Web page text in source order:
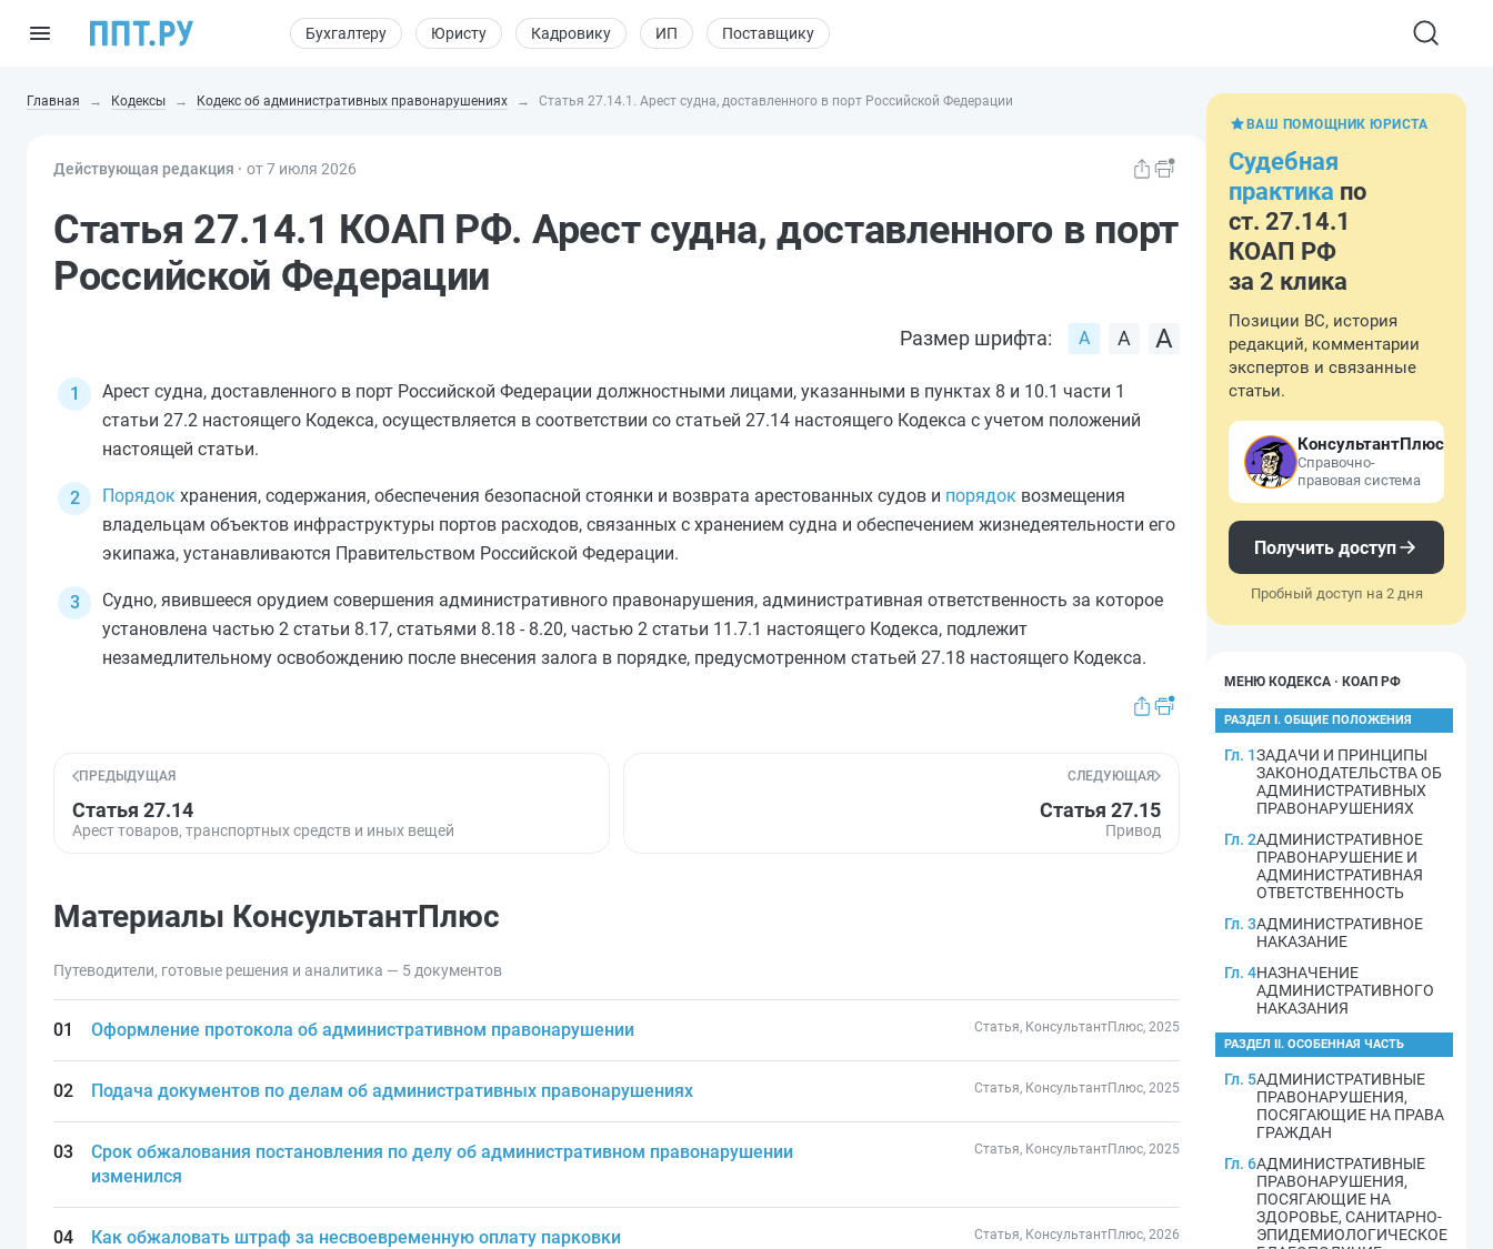
Бухгалтеру Юристу Кадровику ИП Поставщику
Главная Кодексы Кодекс об административных правонарушениях Статья 27.14.1. Арест судна, доставленного в порт Российской Федерации
Действующая редакция ⸱ от 7 июля 2026
Статья 27.14.1 КОАП РФ. Арест судна, доставленного в порт
Российской Федерации
Размер шрифта:
Арест судна, доставленного в порт Российской Федерации должностными лицами, указанными в пунктах 8 и 10.1 части 1
статьи 27.2 настоящего Кодекса, осуществляется в соответствии со статьей 27.14 настоящего Кодекса с учетом положений
настоящей статьи.
Порядок хранения, содержания, обеспечения безопасной стоянки и возврата арестованных судов и порядок возмещения
владельцам объектов инфраструктуры портов расходов, связанных с хранением судна и обеспечением жизнедеятельности его
экипажа, устанавливаются Правительством Российской Федерации.
Судно, явившееся орудием совершения административного правонарушения, административная ответственность за которое
установлена частью 2 статьи 8.17, статьями 8.18 - 8.20, частью 2 статьи 11.7.1 настоящего Кодекса, подлежит
незамедлительному освобождению после внесения залога в порядке, предусмотренном статьей 27.18 настоящего Кодекса.
ПРЕДЫДУЩАЯ
Статья 27.14
Арест товаров, транспортных средств и иных вещей
СЛЕДУЮЩАЯ
Статья 27.15
Привод
Материалы КонсультантПлюс
Путеводители, готовые решения и аналитика — 5 документов
Оформление протокола об административном правонарушении Статья, КонсультантПлюс, 2025
Подача документов по делам об административных правонарушениях Статья, КонсультантПлюс, 2025
Срок обжалования постановления по делу об административном правонарушении
изменился
Статья, КонсультантПлюс, 2025
Как обжаловать штраф за несвоевременную оплату парковки Статья, КонсультантПлюс, 2026
ВАШ ПОМОЩНИК ЮРИСТА
Судебная
практика по
ст. 27.14.1
КОАП РФ
за 2 клика
Позиции ВС, история
редакций, комментарии
экспертов и связанные
статьи.
КонсультантПлюс
Справочно-
правовая система
Получить доступ
Пробный доступ на 2 дня
МЕНЮ КОДЕКСА · КОАП РФ
РАЗДЕЛ I. ОБЩИЕ ПОЛОЖЕНИЯ
Гл. 1ЗАДАЧИ И ПРИНЦИПЫ
ЗАКОНОДАТЕЛЬСТВА ОБ
АДМИНИСТРАТИВНЫХ
ПРАВОНАРУШЕНИЯХ
Гл. 2АДМИНИСТРАТИВНОЕ
ПРАВОНАРУШЕНИЕ И
АДМИНИСТРАТИВНАЯ
ОТВЕТСТВЕННОСТЬ
Гл. 3АДМИНИСТРАТИВНОЕ
НАКАЗАНИЕ
Гл. 4НАЗНАЧЕНИЕ
АДМИНИСТРАТИВНОГО
НАКАЗАНИЯ
РАЗДЕЛ II. ОСОБЕННАЯ ЧАСТЬ
Гл. 5АДМИНИСТРАТИВНЫЕ
ПРАВОНАРУШЕНИЯ,
ПОСЯГАЮЩИЕ НА ПРАВА
ГРАЖДАН
Гл. 6АДМИНИСТРАТИВНЫЕ
ПРАВОНАРУШЕНИЯ,
ПОСЯГАЮЩИЕ НА
ЗДОРОВЬЕ, САНИТАРНО-
ЭПИДЕМИОЛОГИЧЕСКОЕ